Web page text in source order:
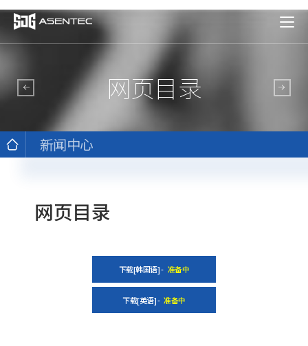
网页目录
新闻中心
网页目录
下载[韩国语] - 准备中
下载[英语] - 准备中